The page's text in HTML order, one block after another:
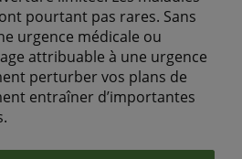
pourtant pas rares. Sans
urgence médicale ou
attribuable à une urgence
perturber vos plans de
entraîner d’importantes